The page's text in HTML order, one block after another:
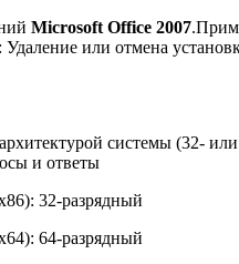
Microsoft Office 2007
или отмена
системы (32-
и ответы
32-разрядный
64-разрядный